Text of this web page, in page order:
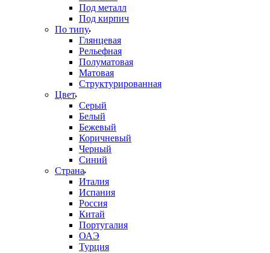
Под металл
Под кирпич
По типу
Глянцевая
Рельефная
Полуматовая
Матовая
Структурированная
Цвет
Серый
Белый
Бежевый
Коричневый
Черный
Синий
Страна
Италия
Испания
Россия
Китай
Португалия
ОАЭ
Турция